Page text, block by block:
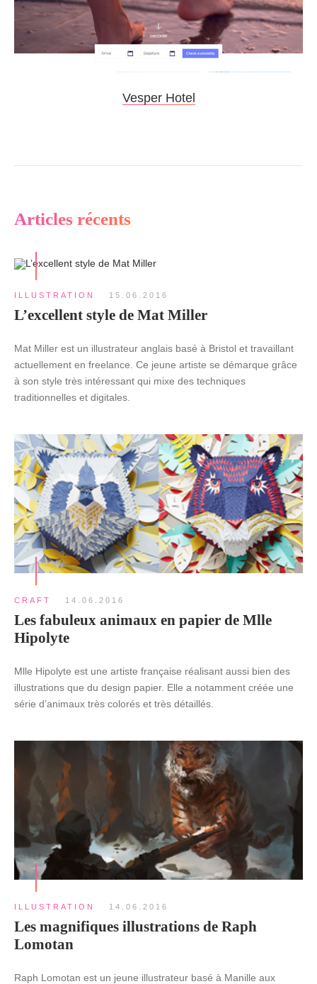
Vesper Hotel
Articles récents
ILLUSTRATION 15.06.2016
L’excellent style de Mat Miller
Mat Miller est un illustrateur anglais basé à Bristol et travaillant
actuellement en freelance. Ce jeune artiste se démarque grâce
à son style très intéressant qui mixe des techniques
traditionnelles et digitales.
CRAFT 14.06.2016
Les fabuleux animaux en papier de Mlle
Hipolyte
Mlle Hipolyte est une artiste française réalisant aussi bien des
illustrations que du design papier. Elle a notamment créée une
série d’animaux très colorés et très détaillés.
ILLUSTRATION 14.06.2016
Les magnifiques illustrations de Raph
Lomotan
Raph Lomotan est un jeune illustrateur basé à Manille aux